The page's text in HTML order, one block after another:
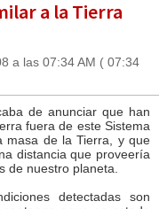
a la Tierra
a las 07:34 AM ( 07:34
de anunciar que han
fuera de este Sistema
masa de la Tierra, y que
distancia que proveería
de nuestro planeta.
detectadas son